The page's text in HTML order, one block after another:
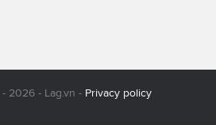
2026 - Lag.vn - Privacy policy